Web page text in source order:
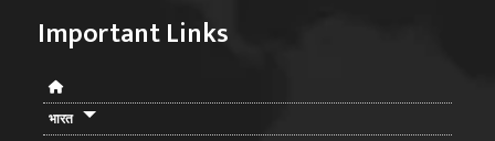
Important Links
भारत